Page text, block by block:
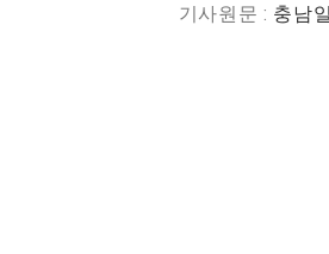
기사원문 : 충남